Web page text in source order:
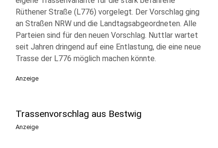
Rüthener Straße (L776) vorgelegt. Der Vorschlag ging
an Straßen NRW und die Landtagsabgeordneten. Alle
Parteien sind für den neuen Vorschlag. Nuttlar wartet
seit Jahren dringend auf eine Entlastung, die eine neue
Trasse der L776 möglich machen könnte.
Anzeige
Trassenvorschlag aus Bestwig
Anzeige